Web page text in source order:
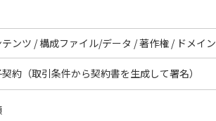
テンツ / 構成ファイル/データ / 著作権 / ドメイン
約（取引条件から契約書を生成して署名）